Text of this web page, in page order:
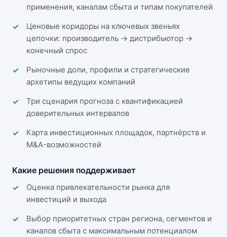
применения, каналам сбыта и типам покупателей
Ценовые коридоры на ключевых звеньях
цепочки: производитель → дистрибьютор →
конечный спрос
Рыночные доли, профили и стратегические
архетипы ведущих компаний
Три сценария прогноза с квантификацией
доверительных интервалов
Карта инвестиционных площадок, партнёрств и
M&A-возможностей
Какие решения поддерживает
Оценка привлекательности рынка для
инвестиций и выхода
Выбор приоритетных стран региона, сегментов и
каналов сбыта с максимальным потенциалом